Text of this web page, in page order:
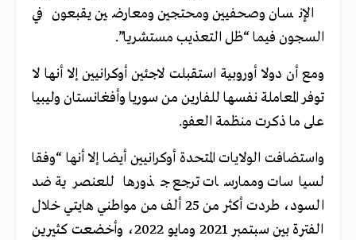
الإنسان وصحفيين ومحتجين ومعارضين يقبعون في
السجون فيما “ظل التعذيب مستشريا”.
ومع أن دولا أوروبية استقبلت لاجئين أوكرانيين إلا أنها لا
توفر المعاملة نفسها للفارين من سوريا وأفغانستان وليبيا
على ما ذكرت منظمة العفو.
واستضافت الولايات المتحدة أوكرانيين أيضا إلا أنها “وفقا
لسياسات وممارسات ترجع جذورها للعنصرية ضد
السود، طردت أكثر من 25 ألف من مواطني هايتي خلال
الفترة بين سبتمبر 2021 ومايو 2022، وأخضعت كثيرين